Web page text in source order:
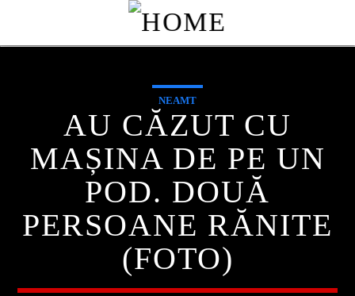
NEAMT
AU CĂZUT CU
MAȘINA DE PE UN
POD. DOUĂ
PERSOANE RĂNITE
(FOTO)